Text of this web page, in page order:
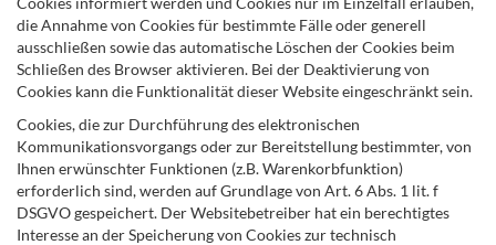
die Annahme von Cookies für bestimmte Fälle oder generell
ausschließen sowie das automatische Löschen der Cookies beim
Schließen des Browser aktivieren. Bei der Deaktivierung von
Cookies kann die Funktionalität dieser Website eingeschränkt sein.
Cookies, die zur Durchführung des elektronischen
Kommunikationsvorgangs oder zur Bereitstellung bestimmter, von
Ihnen erwünschter Funktionen (z.B. Warenkorbfunktion)
erforderlich sind, werden auf Grundlage von Art. 6 Abs. 1 lit. f
DSGVO gespeichert. Der Websitebetreiber hat ein berechtigtes
Interesse an der Speicherung von Cookies zur technisch